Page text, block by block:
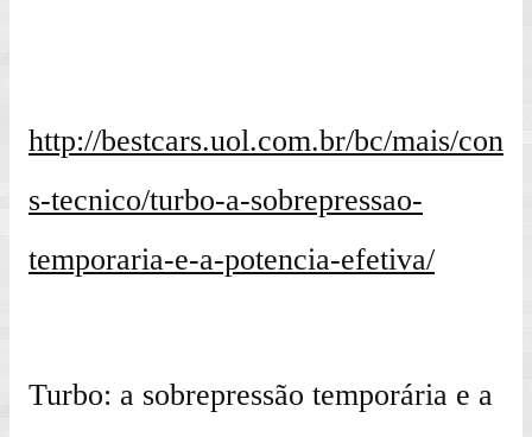
http://bestcars.uol.com.br/bc/mais/con
s-tecnico/turbo-a-sobrepressao-
temporaria-e-a-potencia-efetiva/
Turbo: a sobrepressão temporária e a